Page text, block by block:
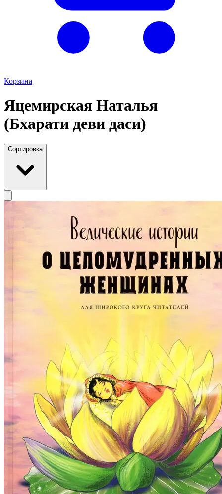
Корзина
Яцемирская Наталья
(Бхарати деви даси)
Сортировка